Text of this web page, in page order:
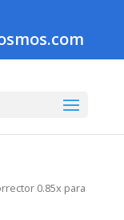
0.85x para